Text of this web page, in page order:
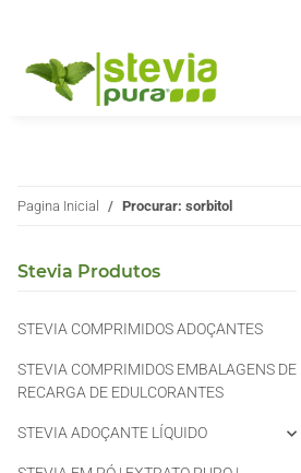
Pagina Inicial Procurar: sorbitol
Stevia Produtos
STEVIA COMPRIMIDOS ADOÇANTES
STEVIA COMPRIMIDOS EMBALAGENS DE
RECARGA DE EDULCORANTES
STEVIA ADOÇANTE LÍQUIDO